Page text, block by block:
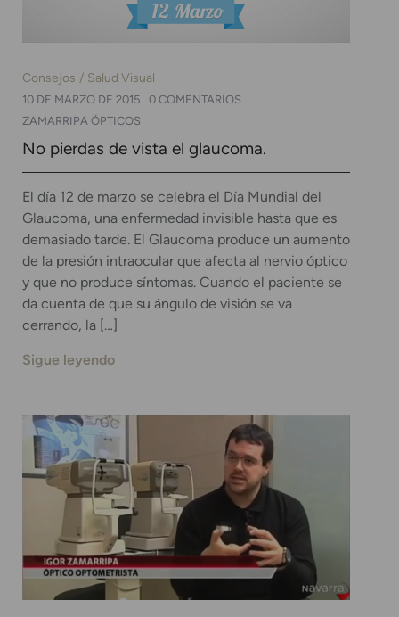
Consejos Salud Visual
10 DE MARZO DE 2015
0 COMENTARIOS
ZAMARRIPA ÓPTICOS
No pierdas de vista el glaucoma.
El día 12 de marzo se celebra el Día Mundial del
Glaucoma, una enfermedad invisible hasta que es
demasiado tarde. El Glaucoma produce un aumento
de la presión intraocular que afecta al nervio óptico
y que no produce síntomas. Cuando el paciente se
da cuenta de que su ángulo de visión se va
cerrando, la […]
Sigue leyendo